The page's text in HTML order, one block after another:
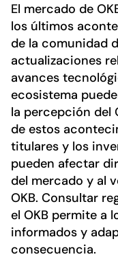
El mercado de
los últimos
de la comunidad
actualizaciones
avances
ecosistema
la percepción del
de estos
titulares y los
pueden afectar
del mercado y al
OKB. Consultar
el OKB permite a
informados y
consecuencia.